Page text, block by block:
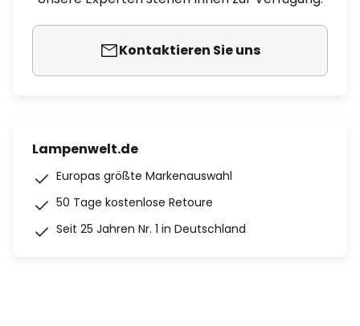
Kontaktieren Sie uns
Lampenwelt.de
Europas größte Markenauswahl
50 Tage kostenlose Retoure
Seit 25 Jahren Nr. 1 in Deutschland